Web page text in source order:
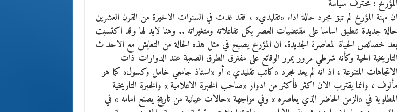
المؤرخ : محترف سياسة
ان مهنة المؤرخ لم تبق مجرد حالة اداء «تقليدي» ، فقد غدت في السنوات الاخيرة من القرن العشرين
حالة جديدة تنطبق اساسا على مقتضيات العصر بكل تفاعلاته ومتغيراته .. وهنا لابد لها وقد اكتسبت
بعد خصائص الحياة المعاصرة الجديدة. ان المؤرخ يصبح في مثل هذه الحالة من التعايش مع الاحداث
التاريخية الحية وكأنه شرطي مرور يمرر الوقائع على مفترق الطرق الصعبة عند الدوارات ذات
الاتجاهات المتنوعة ، اذ انه لم يعد مجرد «كاتب تقليدي » أو «استاذ جامعي خامل وكسول» كما هو
مألوف ، وانما يقترب الان اكثر فأكثر من ادوار «صاحب الخبرة الاعلامية » والخبرة التاريخية
المطلوبة في «الزمن الحاضر الذي يعاصره » وفي مواجهة «حالات عيانية من تاريخ يصنع امامه » في